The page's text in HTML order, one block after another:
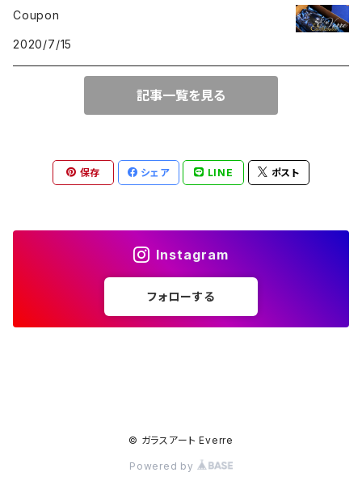
Coupon
2020/7/15
記事一覧を見る
保存 シェア LINE ポスト
Instagram
フォローする
© ガラスアート Everre
Powered by